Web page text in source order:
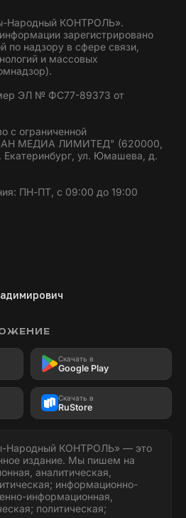
Народный КОНТРОЛЬ».
зарегистрировано
по надзору в сфере связи,
и массовых
ЭЛ № ФС77-89373 от
с ограниченной
МЕДИА ЛИМИТЕД" (620000,
Екатеринбург, ул. Юмашева, д.
ПН-ПТ, с 09:00 до 19:00
Скачать в
Google Play
Скачать в
RuStore
Народный КОНТРОЛЬ» — это
издание. Мы пишем на
аналитическая,
информационно-
информационная,
политическая;